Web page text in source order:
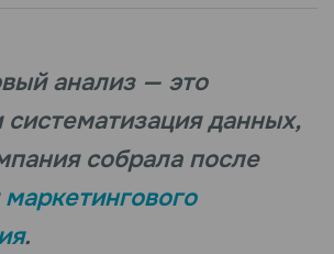
анализ — это
систематизация данных,
собрала после
маркетингового
.